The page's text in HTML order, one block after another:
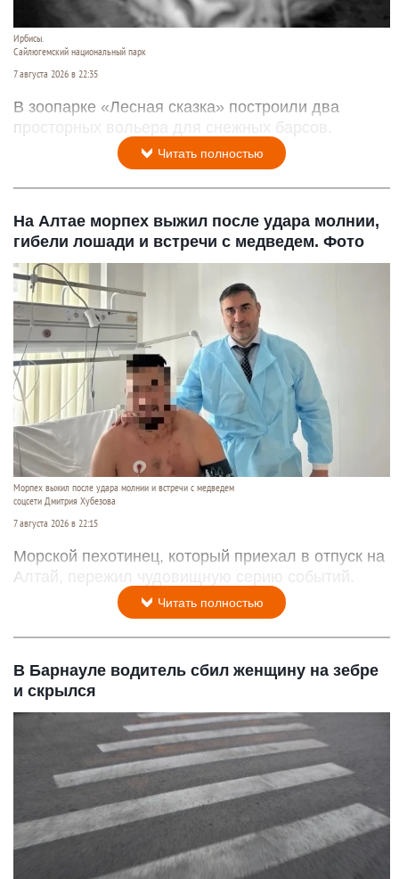
Ирбисы.
Сайлюгемский национальный парк
7 августа 2026 в 22:35
В зоопарке «Лесная сказка» построили два
просторных вольера для снежных барсов.
Читать полностью
На Алтае морпех выжил после удара молнии,
гибели лошади и встречи с медведем. Фото
Морпех выжил после удара молнии и встречи с медведем
соцсети Дмитрия Хубезова
7 августа 2026 в 22:15
Морской пехотинец, который приехал в отпуск на
Алтай, пережил чудовищную серию событий.
Читать полностью
В Барнауле водитель сбил женщину на зебре
и скрылся